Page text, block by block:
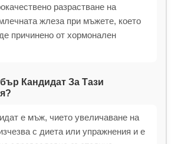
разрастване на
жлеза при мъжете, което
причинено от хормонален
Кандидат За Тази
е мъж, чието увеличаване на
с диета или упражнения и е